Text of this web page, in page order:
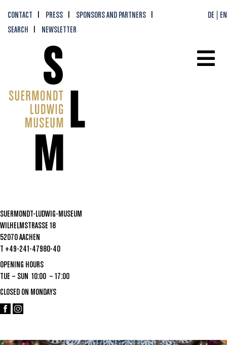
CONTACT PRESS
SPONSORS AND PARTNERS
SEARCH
NEWSLETTER
DE EN
SUERMONDT-LUDWIG-MUSEUM
WILHELMSTRASSE 18
52070 AACHEN
T +49-241-47980-40
OPENING HOURS
TUE – SUN 10:00 – 17:00
CLOSED ON MONDAYS